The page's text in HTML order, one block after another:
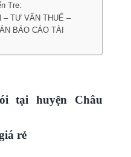
Tre:
– TƯ VẤN THUẾ –
BÁO CÁO TÀI
tại huyện Châu
rẻ